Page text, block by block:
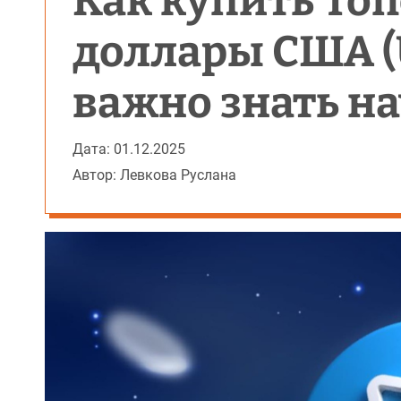
доллары США
важно знать
Дата: 01.12.2025
Автор: Левкова Руслана